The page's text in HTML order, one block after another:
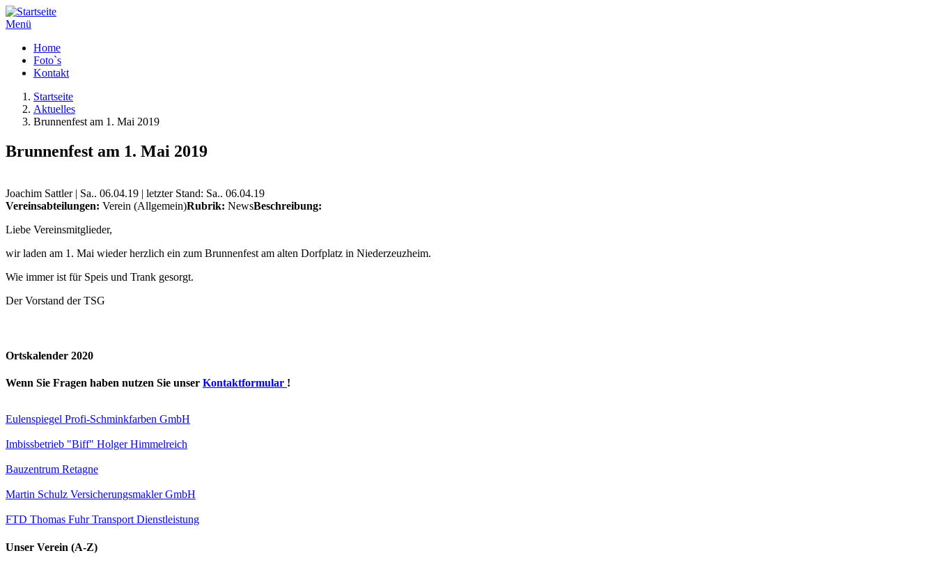
Menü
Home
Foto`s
Kontakt
Startseite
Aktuelles
Brunnenfest am 1. Mai 2019
Brunnenfest am 1. Mai 2019
Joachim Sattler | Sa.. 06.04.19 | letzter Stand: Sa.. 06.04.19
Vereinsabteilungen: Verein (Allgemein)Rubrik: NewsBeschreibung:
Liebe Vereinsmitglieder,
wir laden am 1. Mai wieder herzlich ein zum Brunnenfest am alten Dorfplatz in Niederzeuzheim.
Wie immer ist für Speis und Trank gesorgt.
Der Vorstand der TSG
Ortskalender 2020
Wenn Sie Fragen haben nutzen Sie unser Kontaktformular !
Eulenspiegel Profi-Schminkfarben GmbH
Imbissbetrieb "Biff" Holger Himmelreich
Bauzentrum Retagne
Martin Schulz Versicherungsmakler GmbH
FTD Thomas Fuhr Transport Dienstleistung
Unser Verein (A-Z)